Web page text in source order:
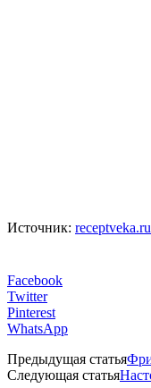
Источник: receptveka.ru
Facebook
Twitter
Pinterest
WhatsApp
Предыдущая статья
Следующая статья